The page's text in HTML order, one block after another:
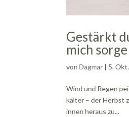
Gestärkt
mich sorge
vonDagmar | 5.
Wind und Regen
kälter – der Herbst
innen heraus zu...